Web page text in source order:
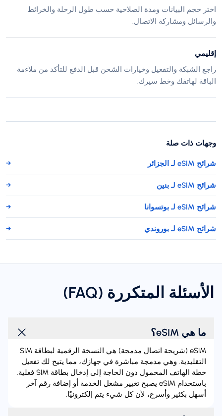
اختر حجم البيانات ومدة الصلاحية حسب طول الرحلة والخرائط
والرسائل ومشاركة الاتصال.
إقليمي
راجع الشبكة والتفعيل وخيارات الشحن قبل الدفع للتأكد من ملاءمة
الباقة لهاتفك وخط سيرك.
وجهات ذات صلة
شرائح eSIM لـ الجزائر →
شرائح eSIM لـ بنين →
شرائح eSIM لـ بوتسوانا →
شرائح eSIM لـ بوروندي →
الأسئلة المتكررة (FAQ)
ما هي eSIM؟
‏eSIM (شريحة اتصال مدمجة) هي النسخة الرقمية لبطاقة SIM
التقليدية. وهي مدمجة مباشرة في جهازك، مما يتيح لك تفعيل
خطة الهاتف المحمول دون الحاجة إلى إدخال بطاقة SIM فعلية.
باستخدام eSIM يصبح تغيير مشغل الخدمة أو إضافة رقم آخر
أسهل بكثير وأسرع، لأن كل شيء يتم إلكترونيًا.